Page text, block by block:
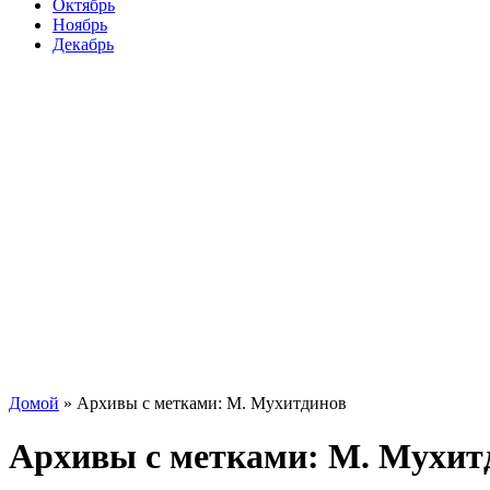
Октябрь
Ноябрь
Декабрь
Домой » Архивы с метками: М. Мухитдинов
Архивы с метками: М.